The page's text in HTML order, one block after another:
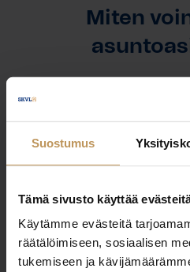
Suostumus
Tämä sivusto käyttää
Käytämme evästeitä
räätälöimiseen, sosiaalisen
tukemiseen ja
Miten
Jätä yhteystietosi,
Tomi